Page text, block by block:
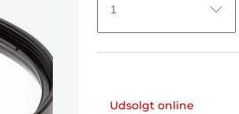
1
Udsolgt online